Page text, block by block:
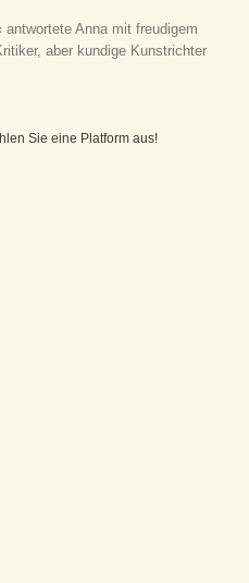
Anna mit freudigem
aber kundige Kunstrichter
Sie eine Platform aus!